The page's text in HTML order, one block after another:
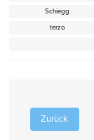
Zurück
Schiegg
terzo